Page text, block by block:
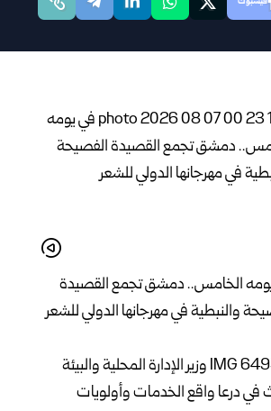
الخامس.. دمشق تجمع القصيدة
والنبطية في مهرجانها الدولي للشعر